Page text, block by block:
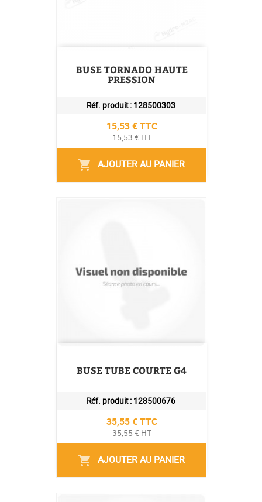
BUSE TORNADO HAUTE
PRESSION
Réf. produit : 128500303
Prix
15,53 € TTC
15,53 € HT
shopping_cart AJOUTER AU PANIER
BUSE TUBE COURTE G4
Réf. produit : 128500676
Prix
35,55 € TTC
35,55 € HT
shopping_cart AJOUTER AU PANIER